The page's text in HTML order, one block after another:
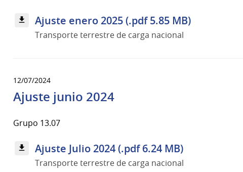
Ajuste enero 2025 (.pdf 5.85 MB)
Transporte terrestre de carga nacional
12/07/2024
Ajuste junio 2024
Grupo 13.07
Ajuste Julio 2024 (.pdf 6.24 MB)
Transporte terrestre de carga nacional